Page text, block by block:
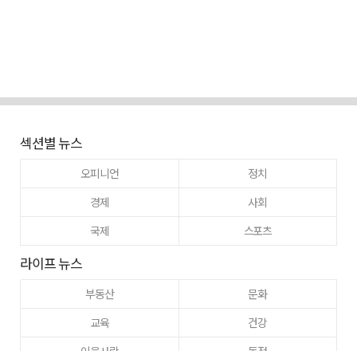
섹션별 뉴스
오피니언
정치
경제
사회
국제
스포츠
라이프 뉴스
부동산
문화
교육
건강